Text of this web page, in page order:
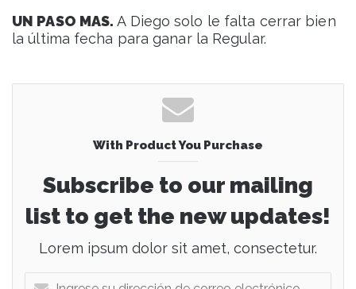
UN PASO MAS. A Diego solo le falta cerrar bien
la última fecha para ganar la Regular.
With Product You Purchase
Subscribe to our mailing
list to get the new updates!
Lorem ipsum dolor sit amet, consectetur.